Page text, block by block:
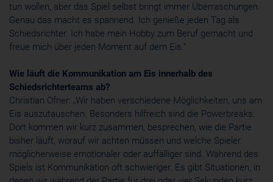
tun wollen, aber das Spiel selbst bringt immer Überraschungen.
Genau das macht es spannend. Ich genieße jeden Tag als
Schiedsrichter. Ich habe mein Hobby zum Beruf gemacht und
freue mich über jeden Moment auf dem Eis.“
Wie läuft die Kommunikation am Eis innerhalb des
Schiedsrichterteams ab?
Christian Ofner: „Wir haben verschiedene Möglichkeiten, uns am
Eis auszutauschen. Besonders hilfreich sind die Powerbreaks.
Dort kommen wir kurz zusammen, besprechen, wie die Partie
bisher läuft, worauf wir achten müssen und welche Spieler
möglicherweise emotionaler oder auffälliger sind. Während des
Spiels ist Kommunikation oft schwieriger. Es gibt Situationen, in